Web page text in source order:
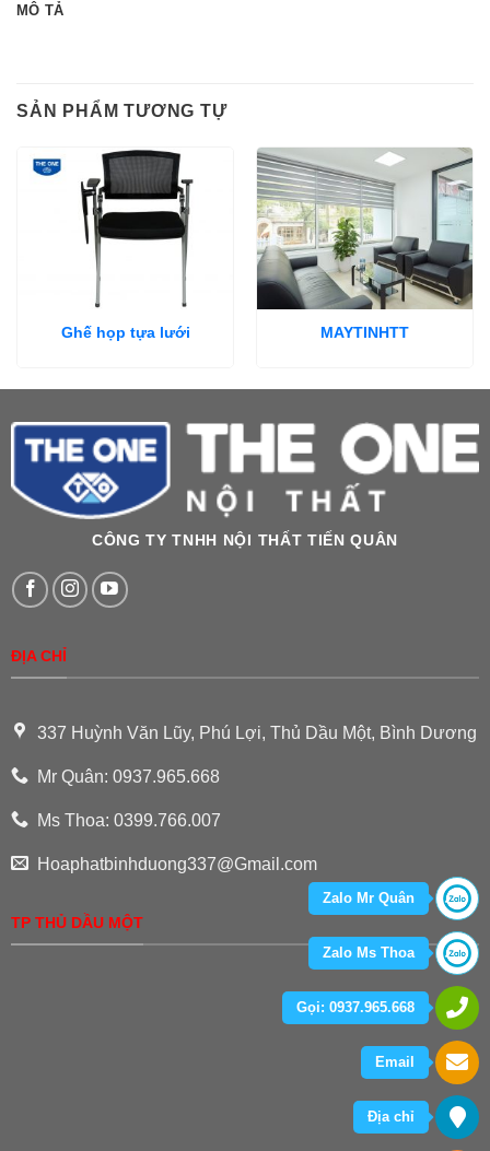
MÔ TẢ
SẢN PHẨM TƯƠNG TỰ
Ghế họp tựa lưới MAYTINHTT
CÔNG TY TNHH NỘI THẤT TIẾN QUÂN
ĐỊA CHỈ
337 Huỳnh Văn Lũy, Phú Lợi, Thủ Dầu Một, Bình Dương
Mr Quân: 0937.965.668
Ms Thoa: 0399.766.007
Hoaphatbinhduong337@Gmail.com
TP THỦ DẦU MỘT
Zalo Mr Quân
Zalo Ms Thoa
Gọi: 0937.965.668
Email
Địa chỉ